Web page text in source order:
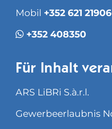
Mobil +352 621
+352 408350
Für Inhalt
ARS LiBRi S.à.r.l.
Gewerbeerlaubnis